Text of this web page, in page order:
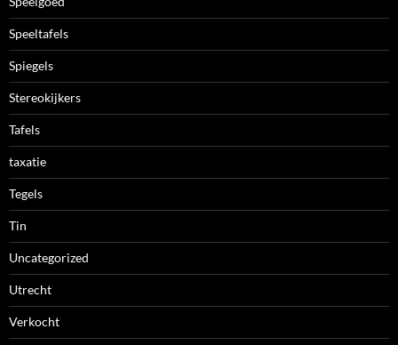
Speeltafels
Spiegels
Stereokijkers
Tafels
taxatie
Tegels
Tin
Uncategorized
Utrecht
Verkocht